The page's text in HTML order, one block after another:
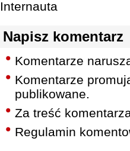
Internauta
Napisz komentarz
Komentarze
Komentarze
publikowane.
Za treść
Regulamin